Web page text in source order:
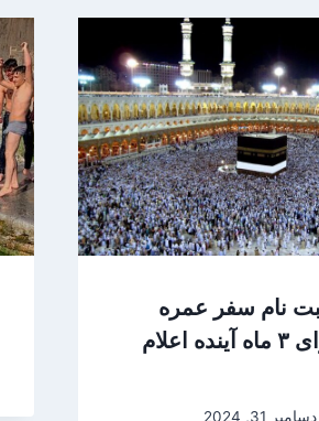
نام سفر عمره
مفرده برای ۳ ماه آینده اعلام
دسامبر 31, 2024